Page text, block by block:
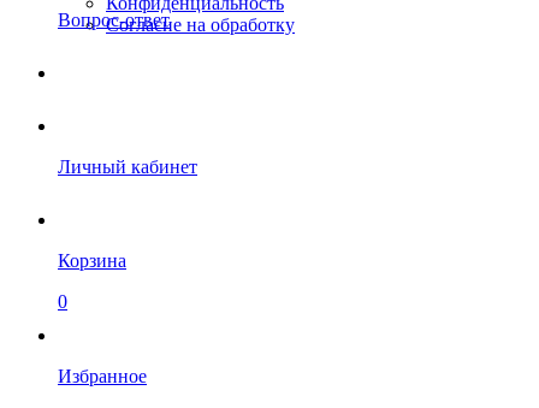
Согласие на обработку
Вопрос-ответ
Личный кабинет
Корзина
0
Избранное